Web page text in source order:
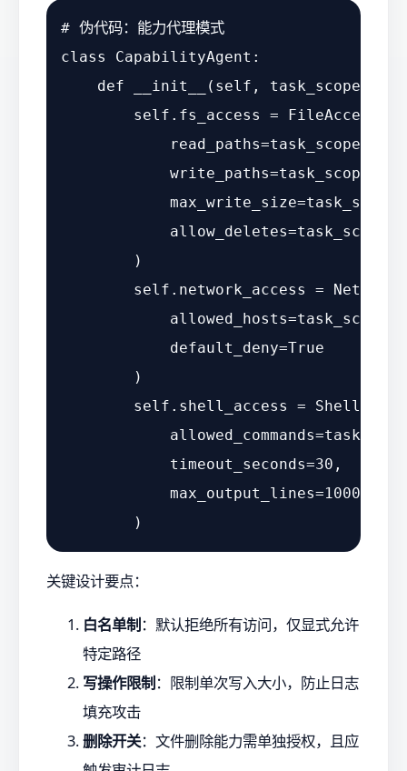
# 伪代码：能力代理模式
class
CapabilityAgent :
def
__init__ ( self, task_scope:
self .fs_access = FileAccess(
        )
self .network_access =
            default_deny=
True
        )
self .shell_access =
            timeout_seconds=
30 ,
            max_output_lines=
1000
关键设计要点：
白名单制：默认拒绝所有访问，仅显式允许
特定路径
写操作限制：限制单次写入大小，防止日志
填充攻击
删除开关：文件删除能力需单独授权，且应